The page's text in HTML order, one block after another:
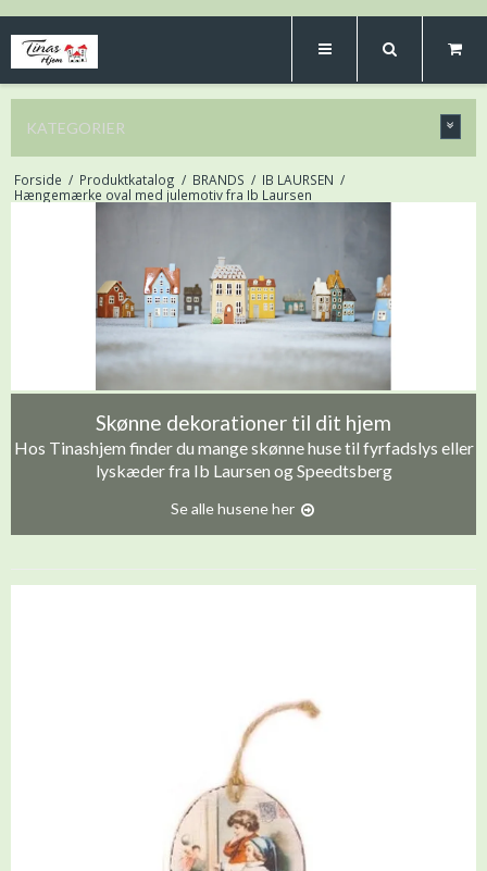
KATEGORIER
Forside / Produktkatalog / BRANDS / IB LAURSEN /
Hængemærke oval med julemotiv fra Ib Laursen
Skønne dekorationer til dit hjem
Hos Tinashjem finder du mange skønne huse til fyrfadslys eller
lyskæder fra Ib Laursen og Speedtsberg
Se alle husene her